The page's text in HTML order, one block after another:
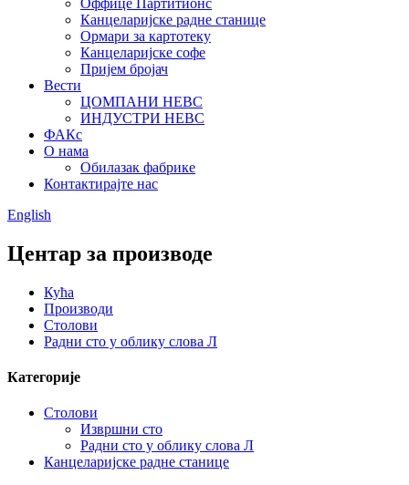
Оффице Партитионс
Канцеларијске радне станице
Ормари за картотеку
Канцеларијске софе
Пријем бројач
Вести
ЦОМПАНИ НЕВС
ИНДУСТРИ НЕВС
ФАКс
О нама
Обилазак фабрике
Контактирајте нас
English
Центар за производе
Кућа
Производи
Столови
Радни сто у облику слова Л
Категорије
Столови
Извршни сто
Радни сто у облику слова Л
Канцеларијске радне станице